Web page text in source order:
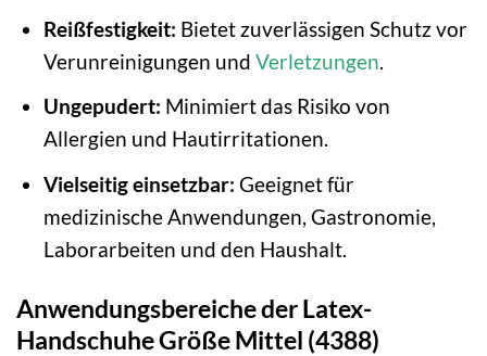
Reißfestigkeit: Bietet zuverlässigen Schutz vor
Verunreinigungen und Verletzungen.
Ungepudert: Minimiert das Risiko von
Allergien und Hautirritationen.
Vielseitig einsetzbar: Geeignet für
medizinische Anwendungen, Gastronomie,
Laborarbeiten und den Haushalt.
Anwendungsbereiche der Latex-
Handschuhe Größe Mittel (4388)